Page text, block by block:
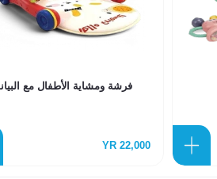
فرشة ومشاية الأطفال مع
22,000 YR